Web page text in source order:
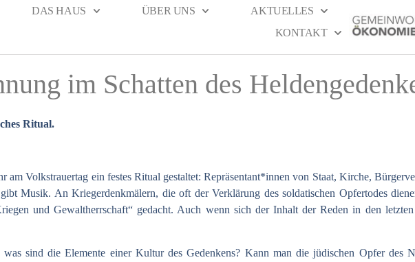
DAS HAUS ÜBER UNS
AKTUELLES
KONTAKT
im Schatten des
Ritual.
am Volkstrauertag ein festes Ritual gestaltet: Repräsentant*innen von Staat, Kirche,
Musik. An Kriegerdenkmälern, die oft der Verklärung des soldatischen Opfertodes
und Gewaltherrschaft“ gedacht. Auch wenn sich der Inhalt der Reden in den letzten
sind die Elemente einer Kultur des Gedenkens? Kann man die jüdischen Opfer des